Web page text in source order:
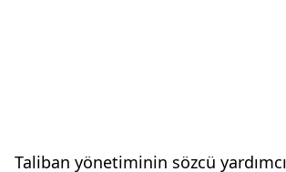
Taliban yönetiminin sözcü